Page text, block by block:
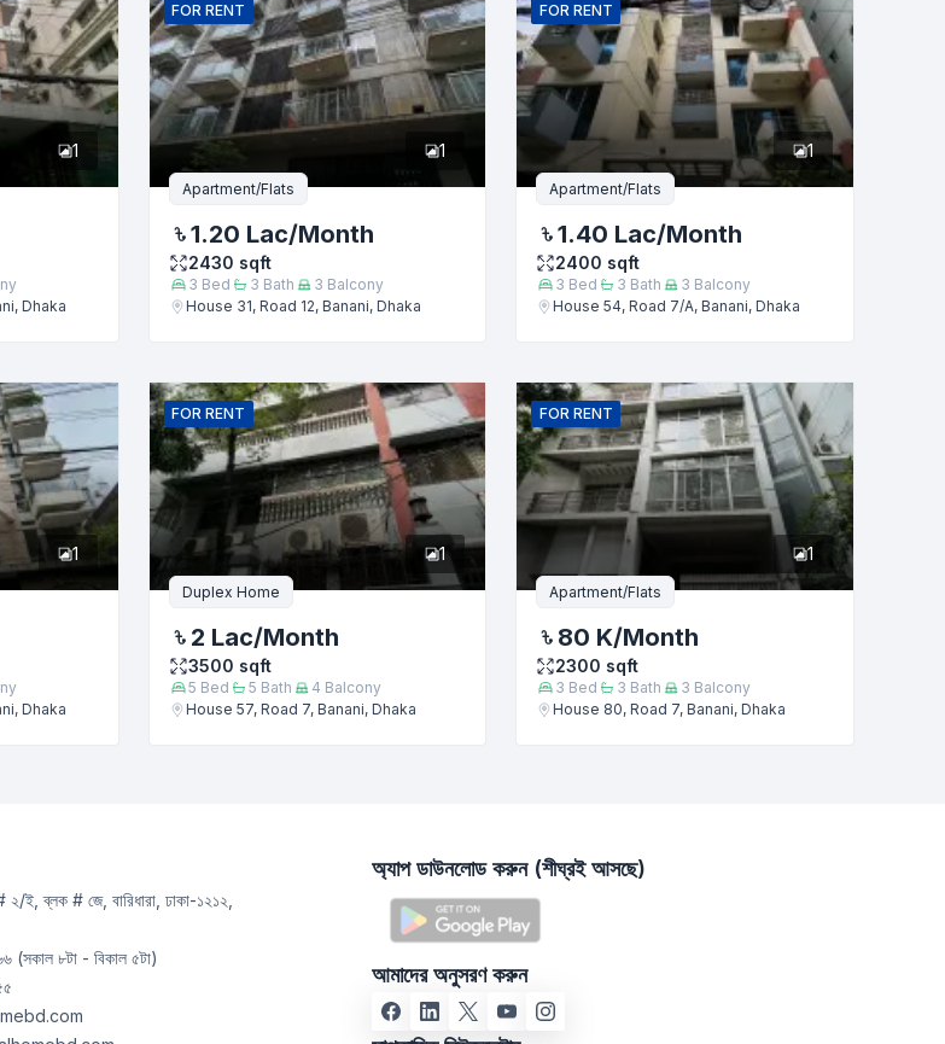
জমা দিন
1
Dhaka
FOR RENT
1
Apartment/Flats
1.20 Lac/Month
2430 sqft
3 Bed 3 Bath 3 Balcony
House 31, Road 12, Banani, Dhaka
FOR RENT
1
Apartment/Flats
1.40 Lac/Month
2400 sqft
3 Bed 3 Bath 3 Balcony
House 54, Road 7/A, Banani, Dhaka
1
Dhaka
FOR RENT
1
Duplex Home
2 Lac/Month
3500 sqft
5 Bed 5 Bath 4 Balcony
House 57, Road 7, Banani, Dhaka
FOR RENT
1
Apartment/Flats
80 K/Month
2300 sqft
3 Bed 3 Bath 3 Balcony
House 80, Road 7, Banani, Dhaka
ই, ব্লক # জে, বারিধারা, ঢাকা-১২১২,
(সকাল ৮টা - বিকাল ৫টা)
অ্যাপ ডাউনলোড করুন (শীঘ্রই আসছে)
আমাদের অনুসরণ করুন